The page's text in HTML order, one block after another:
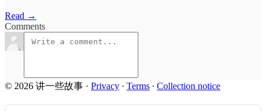
Read →
Comments
© 2026 讲一些故事 · Privacy ∙ Terms ∙ Collection notice